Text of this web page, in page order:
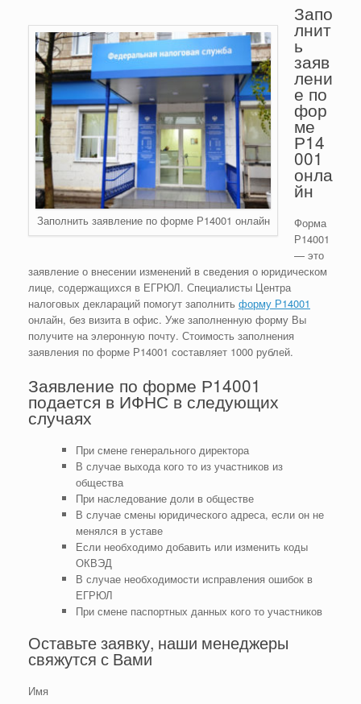
Заполнить заявление по форме Р14001 онлайн
Запо
лнит
ь
заяв
лени
е по
фор
ме
Р14
001
онла
йн
Форма
Р14001
— это
заявление о внесении изменений в сведения о юридическом
лице, содержащихся в ЕГРЮЛ. Специалисты Центра
налоговых деклараций помогут заполнить форму Р14001
онлайн, без визита в офис. Уже заполненную форму Вы
получите на элеронную почту. Стоимость заполнения
заявления по форме Р14001 составляет 1000 рублей.
Заявление по форме Р14001
подается в ИФНС в следующих
случаях
При смене генерального директора
В случае выхода кого то из участников из
общества
При наследование доли в обществе
В случае смены юридического адреса, если он не
менялся в уставе
Если необходимо добавить или изменить коды
ОКВЭД
В случае необходимости исправления ошибок в
ЕГРЮЛ
При смене паспортных данных кого то участников
Оставьте заявку, наши менеджеры
свяжутся с Вами
Имя